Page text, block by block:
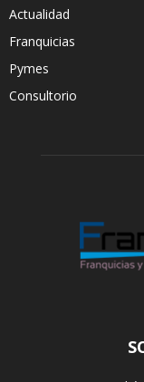
Actualidad
Franquicias
Pymes
Consultorio